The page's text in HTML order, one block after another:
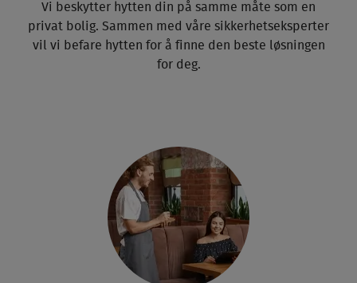
Vi beskytter hytten din på samme måte som en
privat bolig. Sammen med våre sikkerhetseksperter
vil vi befare hytten for å finne den beste løsningen
for deg.